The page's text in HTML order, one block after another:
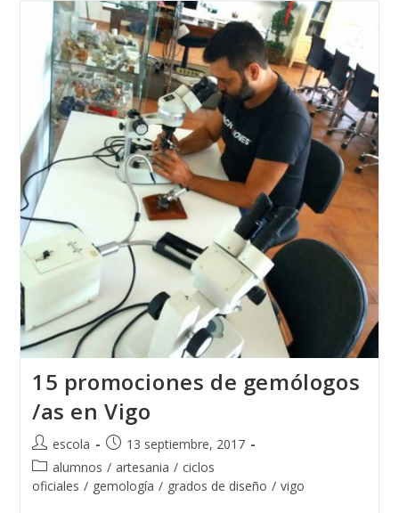
De
Joyería
Del
Atlántico
En
República
Dominicana
15 promociones de gemólogos
/as en Vigo
Autor
de
la
escola
Publicación
de
la
entrada:
13 septiembre, 2017
Categoría
de
alumnos / artesania / ciclos
oficiales / gemología / grados de diseño / vigo